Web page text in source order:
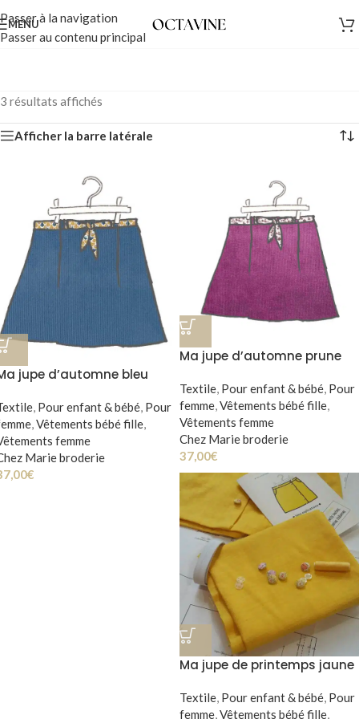
Passer à la navigation
Passer au contenu principal
MENU
3 résultats affichés
Afficher la barre latérale
jupe d’automne bleu
, Pour enfant & bébé, Pour
,Vêtements bébé fille,
femme
Marie broderie
€
Ma jupe d’automne prune
Textile, Pour enfant & bébé, Pour
femme,Vêtements bébé fille,
Vêtements femme
Chez Marie broderie
37,00€
Ma jupe de printemps jaune
Textile, Pour enfant & bébé, Pour
femme,Vêtements bébé fille,